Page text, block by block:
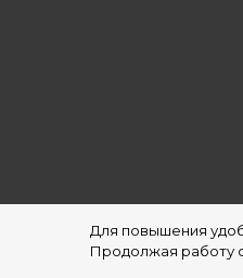
Для повышения
Продолжая работу
©1997 - 2026